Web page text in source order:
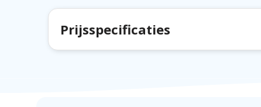
Prijsspecificaties